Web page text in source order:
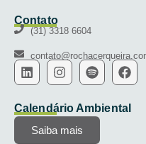
Contato
(31) 3318 6604
Calendário Ambiental
Saiba mais